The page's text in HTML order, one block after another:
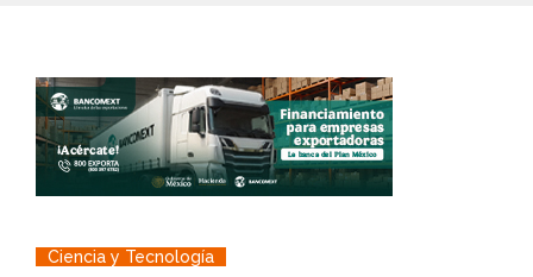
Ciencia y Tecnología